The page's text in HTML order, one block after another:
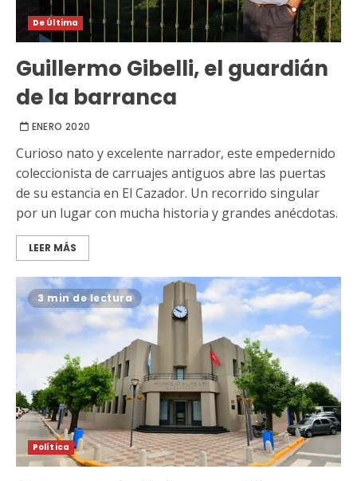
De Última
Guillermo Gibelli, el guardián
de la barranca
ENERO 2020
Curioso nato y excelente narrador, este empedernido
coleccionista de carruajes antiguos abre las puertas
de su estancia en El Cazador. Un recorrido singular
por un lugar con mucha historia y grandes anécdotas.
LEER MÁS
3 min de lectura
Política